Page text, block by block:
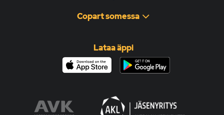
Copart somessa
Lataa äppi